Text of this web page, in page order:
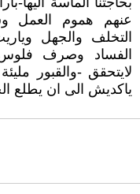
عنهم هموم العمل
التخلف والجهل
الفساد وصرف
لايتحقق -والقبور
ياكديش الى ان يطلع